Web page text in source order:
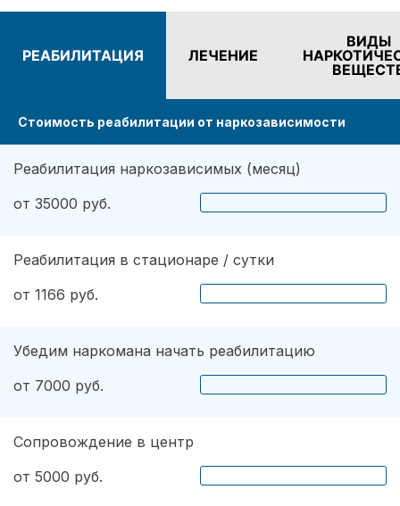
РЕАБИЛИТАЦИЯ ЛЕЧЕНИЕ
ВИДЫ
Стоимость реабилитации от наркозависимости
Реабилитация наркозависимых (месяц)
от 35000 руб.
Реабилитация в стационаре / сутки
от 1166 руб.
Убедим наркомана начать реабилитацию
от 7000 руб.
Сопровождение в центр
от 5000 руб.